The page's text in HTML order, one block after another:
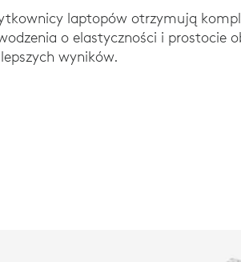
laptopów otrzymują
o elastyczności i prostocie
wyników.